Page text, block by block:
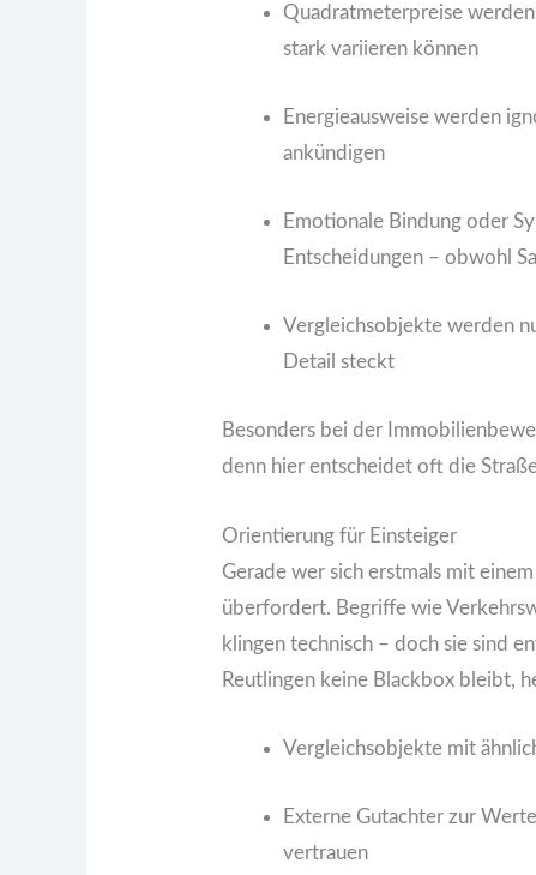
Quadratmeterpreise
stark variieren können
Energieausweise werden
ankündigen
Emotionale Bindung oder
Entscheidungen – obwohl
Vergleichsobjekte werden
Detail steckt
Besonders bei der
denn hier entscheidet oft die
Orientierung für Einsteiger
Gerade wer sich erstmals mit
überfordert. Begriffe wie
klingen technisch – doch sie sind
Reutlingen keine Blackbox bleibt,
Vergleichsobjekte mit
Externe Gutachter zur
vertrauen